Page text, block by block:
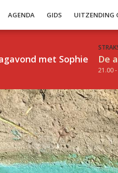
AGENDA GIDS UITZENDING
met Sophie De
21.00